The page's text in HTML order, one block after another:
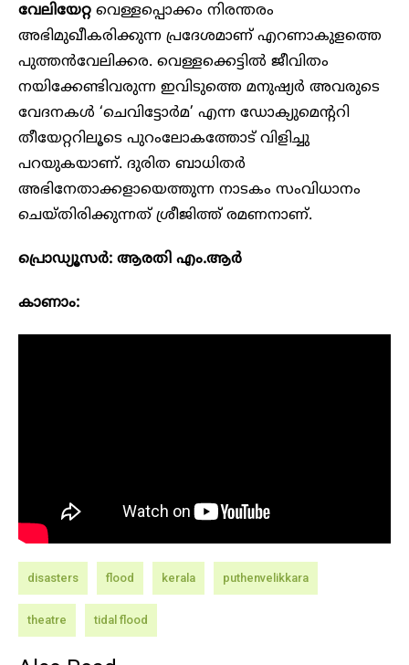
വേലിയേറ്റ വെള്ളപ്പൊക്കം നിരന്തരം
അഭിമുഖീകരിക്കുന്ന പ്രദേശമാണ് എറണാകുളത്തെ
പുത്തൻവേലിക്കര. വെള്ളക്കെട്ടിൽ ജീവിതം
നയിക്കേണ്ടിവരുന്ന ഇവിടുത്തെ മനുഷ്യർ അവരുടെ
വേദനകൾ ‘ചെവിട്ടോർമ’ എന്ന ഡോക്യുമെന്ററി
തീയേറ്ററിലൂടെ പുറംലോകത്തോട് വിളിച്ചു
പറയുകയാണ്. ദുരിത ബാധിതർ
അഭിനേതാക്കളായെത്തുന്ന നാടകം സംവിധാനം
ചെയ്തിരിക്കുന്നത് ശ്രീജിത്ത് രമണനാണ്.
പ്രൊഡ്യൂസർ: ആരതി എം.ആർ
കാണാം:
disasters flood kerala puthenvelikkara
theatre tidal flood